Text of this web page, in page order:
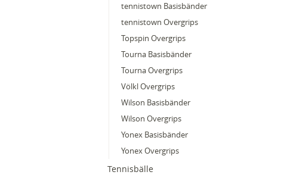
tennistown Basisbänder
tennistown Overgrips
Topspin Overgrips
Tourna Basisbänder
Tourna Overgrips
Völkl Overgrips
Wilson Basisbänder
Wilson Overgrips
Yonex Basisbänder
Yonex Overgrips
Tennisbälle